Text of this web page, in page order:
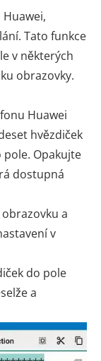
Tato funkce
v některých
obrazovky.
Huawei
hvězdiček
Opakujte
dostupná
a
v
do pole
a